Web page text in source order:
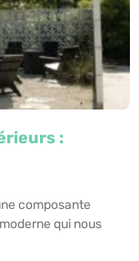
:
composante
qui nous